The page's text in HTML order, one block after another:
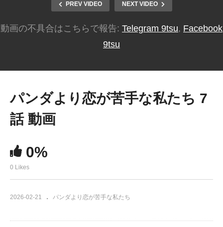
PREV VIDEO NEXT VIDEO
動画の不具合はこちらで報告: Telegram 9tsu, Facebook
9tsu
パンダより恋が苦手な私たち 7
話 動画
0%
0 Likes
2026-02-21 パンダより恋が苦手な私たち